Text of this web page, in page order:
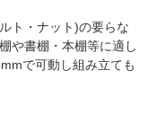
ト・ナット)の要らな
や書棚・本棚等に適し
で可動し組み立ても